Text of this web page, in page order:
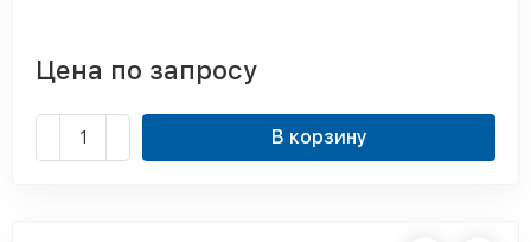
Цена по запросу
В корзину